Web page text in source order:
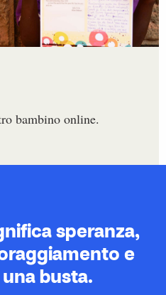
bambino online.
speranza,
e
busta.